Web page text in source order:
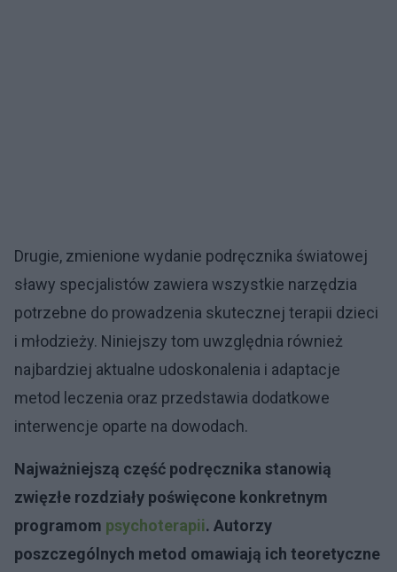
Drugie, zmienione wydanie podręcznika światowej
sławy specjalistów zawiera wszystkie narzędzia
potrzebne do prowadzenia skutecznej terapii dzieci
i młodzieży. Niniejszy tom uwzględnia również
najbardziej aktualne udoskonalenia i adaptacje
metod leczenia oraz przedstawia dodatkowe
interwencje oparte na dowodach.
Najważniejszą część podręcznika stanowią
zwięzłe rozdziały poświęcone konkretnym
programom psychoterapii. Autorzy
poszczególnych metod omawiają ich teoretyczne